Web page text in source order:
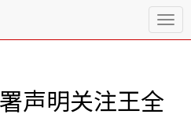
T
o
声明关注王全